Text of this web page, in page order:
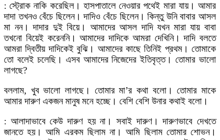
: স্ট্রোক নাকি করেছিল। হাসপাতালে নেওয়ার পথেই মারা যায়। আমার
দাদা তখনও বেঁচে ছিলেন। দাদিও বেঁচে ছিলেন। কিন্তু উনি বাবার আসল
মা নন। দাদার দুই বিয়ে। আমাদের আসল দাদি যখন মারা যায় বাবা
তখনো বিয়েই করেননি। আমাদের দাদিকে আমরা দেখিনি। দাদি বলতে
আমরা দ্বিতীয় দাদিকেই বুঝি। আমাদের কাছে তিনিই প্রথম। তোমাকে
তো বলেই চলেছি। এসব আমাদের নিজেদের ইতিবৃত্ত। তোমার ভালো
লাগছে?
বললাম, খুব ভালো লাগছে। তোমার মা’র কথা বলো। তোমার মাকে
আমার দারুণ একজন মানুষ মনে হচ্ছে। বেশি বেশি উনার কথাই বলো।
: আলাদাভাবে কেউ দারুণ হয় না। সবাই দারুণ। দারুণভাবে দেখতে
জানতে হয়। আমি এরকম ছিলাম না। আমি ছিলাম তোমার শোভন।